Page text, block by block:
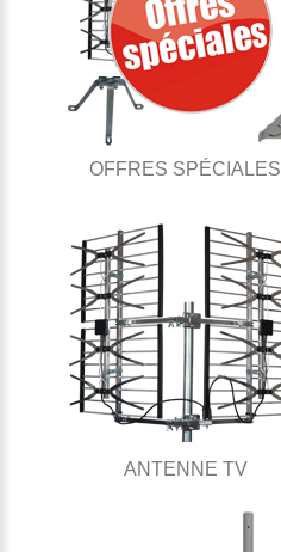
OFFRES SPÉCIALES
ANTENNE TV